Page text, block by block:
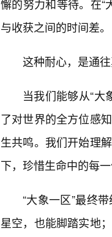
懈的努力和等待。在“
与收获之间的时间差。
这种耐心，是通
当我们能够从“
了对世界的全方位感
生共鸣。我们开始理
下，珍惜生命中的每一
“大象一区”最终
星空，也能脚踏实地